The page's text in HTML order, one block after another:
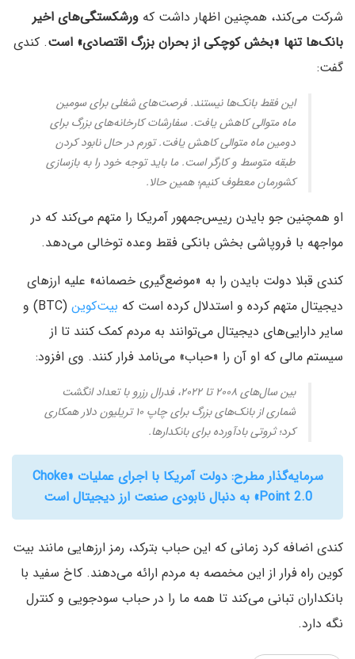
شرکت می‌کند، همچنین اظهار داشت که ورشکستگی‌های اخیر
بانک‌ها تنها «بخش کوچکی از بحران بزرگ اقتصادی» است. کندی
گفت:
این فقط بانک‌ها نیستند. فرصت‌های شغلی برای سومین
ماه متوالی کاهش یافت. سفارشات کارخانه‌های بزرگ برای
دومین ماه متوالی کاهش یافت. تورم در حال نابود کردن
طبقه متوسط و کارگر است. ما باید توجه خود را به بازسازی
کشورمان معطوف کنیم؛ همین حالا.
او همچنین جو بایدن رییس‌جمهور آمریکا را متهم می‌کند که در
مواجهه با فروپاشی بخش بانکی فقط وعده توخالی می‌دهد.
کندی قبلا دولت بایدن را به «موضع‌گیری خصمانه» علیه ارزهای
دیجیتال متهم کرده و استدلال کرده است که بیت‌کوین
(BTC) و
سایر دارایی‌های دیجیتال می‌توانند به مردم کمک کنند تا از
سیستم مالی که او آن را «حباب» می‌نامد فرار کنند. وی افزود:
بین سال‌های ۲۰۰۸ تا ۲۰۲۲، فدرال رزرو با تعداد انگشت
شماری از بانک‌های بزرگ برای چاپ ۱۰ تریلیون دلار همکاری
کرد؛ ثروتی بادآورده برای بانکدارها.
سرمایه‌گذار مطرح: دولت آمریکا با اجرای عملیات «Choke
Point 2.0» به دنبال نابودی صنعت ارز دیجیتال است
کندی اضافه کرد زمانی که این حباب بترکد، رمز ارزهایی مانند بیت
کوین راه فرار از این مخمصه به مردم ارائه می‌دهند. کاخ سفید با
بانکداران تبانی می‌کند تا همه ما را در حباب سودجویی و کنترل
نگه دارد.